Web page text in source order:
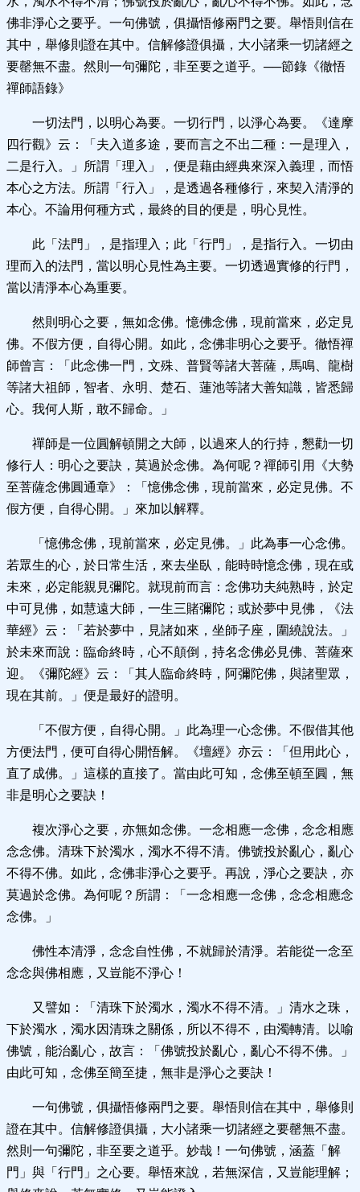
佛非淨心之要乎。一句佛號，俱攝悟修兩門之要。舉悟則信在
其中，舉修則證在其中。信解修證俱攝，大小諸乘一切諸經之
要罄無不盡。然則一句彌陀，非至要之道乎。──節錄《徹悟
禪師語錄》
一切法門，以明心為要。一切行門，以淨心為要。
《達摩
四行觀》云：「夫入道多途，要而言之不出二種：一是理入，
二是行入。」所謂「理入」，便是藉由經典來深入義理，而悟
本心之方法。所謂「行入」，是透過各種修行，來契入清淨的
本心。不論用何種方式，最終的目的便是，明心見性。
此「法門」，是指理入；此「行門」，是指行入。一切由
理而入的法門，當以明心見性為主要。一切透過實修的行門，
當以清淨本心為重要。
然則明心之要，無如念佛。憶佛念佛，現前當來，必定見
佛。不假方便，自得心開。如此，念佛非明心之要乎。徹悟禪
師曾言：「此念佛一門，文殊、普賢等諸大菩薩，馬鳴、龍樹
等諸大祖師，智者、永明、楚石、蓮池等諸大善知識，皆悉歸
心。我何人斯，敢不歸命。」
禪師是一位圓解頓開之大師，以過來人的行持，懇勸一切
修行人：明心之要訣，莫過於念佛。為何呢？禪師引用《大勢
至菩薩念佛圓通章》：「憶佛念佛，現前當來，必定見佛。不
假方便，自得心開。」來加以解釋。
「憶佛念佛，現前當來，必定見佛。」此為事一心念佛。
若眾生的心，於日常生活，來去坐臥，能時時憶念佛，現在或
未來，必定能親見彌陀。就現前而言：念佛功夫純熟時，於定
中可見佛，如慧遠大師，一生三賭彌陀；或於夢中見佛，《法
華經》云：「若於夢中，見諸如來，坐師子座，圍繞說法。」
於未來而說：臨命終時，心不顛倒，持名念佛必見佛、菩薩來
迎。《彌陀經》云：「其人臨命終時，阿彌陀佛，與諸聖眾，
現在其前。」便是最好的證明。
「不假方便，自得心開。」此為理一心念佛。不假借其他
方便法門，便可自得心開悟解。《壇經》亦云：「但用此心，
直了成佛。」這樣的直接了。當由此可知，念佛至頓至圓，無
非是明心之要訣！
複次淨心之要，亦無如念佛。一念相應一念佛，念念相應
念念佛。清珠下於濁水，濁水不得不清。佛號投於亂心，亂心
不得不佛。如此，念佛非淨心之要乎。再說，淨心之要訣，亦
莫過於念佛。為何呢？所謂：「一念相應一念佛，念念相應念
念佛。」
佛性本清淨，念念自性佛，不就歸於清淨。若能從一念至
念念與佛相應，又豈能不淨心！
又譬如：「清珠下於濁水，濁水不得不清。」清水之珠，
下於濁水，濁水因清珠之關係，所以不得不，由濁轉清。以喻
佛號，能治亂心，故言：「佛號投於亂心，亂心不得不佛。」
由此可知，念佛至簡至捷，無非是淨心之要訣！
一句佛號，俱攝悟修兩門之要。舉悟則信在其中，舉修則
證在其中。信解修證俱攝，大小諸乘一切諸經之要罄無不盡。
然則一句彌陀，非至要之道乎。 妙哉！一句佛號，涵蓋「解
門」與「行門」之心要。舉悟來說，若無深信，又豈能理解；